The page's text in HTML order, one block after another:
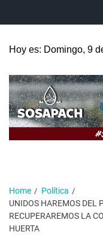
Hoy es: Domingo, 9
Home
Política
UNIDOS HAREMOS DEL
RECUPERAREMOS LA
HUERTA